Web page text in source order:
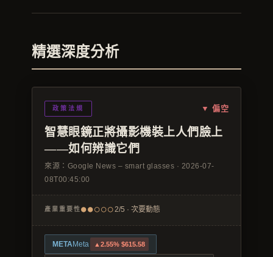
會員帳號
精選深度分析
政策法規 ▼ 偏空
智慧眼鏡正將攝影機裝上人們臉上
——如何辨識它們
來源： Google News – smart glasses · 2026-07-
08T00:45:00
產業重要性●●○○○ 2/5 · 次要動態
METAMeta ▲2.55% $615.58